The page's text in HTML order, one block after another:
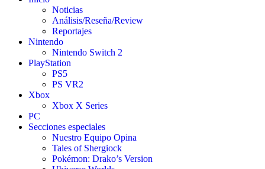
Noticias
Análisis/Reseña/Review
Reportajes
Nintendo
Nintendo Switch 2
PlayStation
PS5
PS VR2
Xbox
Xbox X Series
PC
Secciones especiales
Nuestro Equipo Opina
Tales of Shergiock
Pokémon: Drako’s Version